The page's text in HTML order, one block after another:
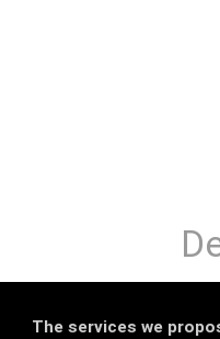
The services we